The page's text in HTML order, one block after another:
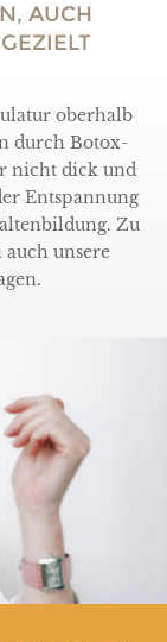
AUCH
oberhalb
durch Botox-
nicht dick und
Entspannung
Zu
auch unsere